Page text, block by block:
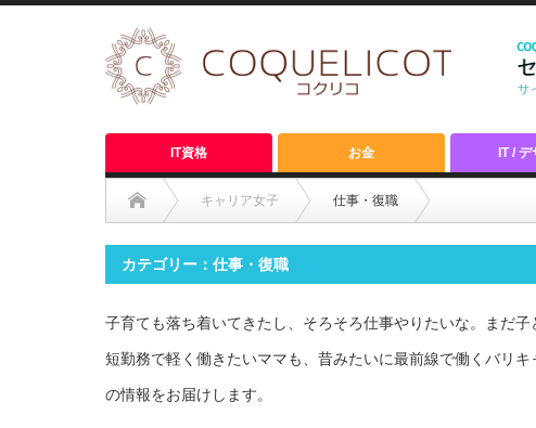
IT資格 お金 IT /
キャリア女子 仕事・復職
カテゴリー：仕事・復職
子育ても落ち着いてきたし、そろそろ仕事やりたいな。まだ
短勤務で軽く働きたいママも、昔みたいに最前線で働くバリ
の情報をお届けします。